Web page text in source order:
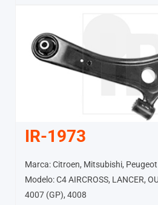
IR-1973
Marca: Citroen, Mitsubishi, Peugeot
Modelo: C4 AIRCROSS, LANCER,
4007 (GP), 4008